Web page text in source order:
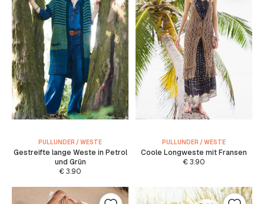
PULLUNDER / WESTE
Gestreifte lange Weste in Petrol
und Grün
€3.90
PULLUNDER / WESTE
Coole Longweste mit Fransen
€3.90